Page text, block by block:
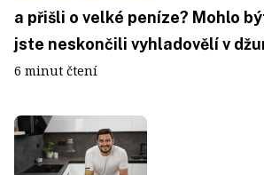
a přišli o velké peníze? Mohlo
jste neskončili vyhladovělí v
6 minut čtení